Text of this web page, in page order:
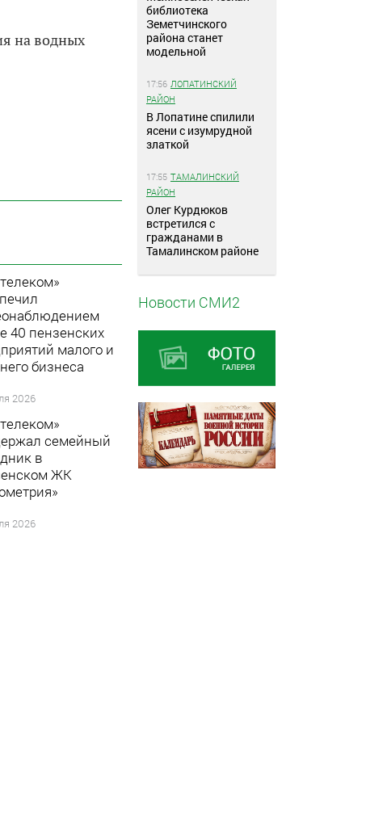
на водных
40 пензенских
малого и
бизнеса
2026
семейный
в
ЖК
2026
библиотека
Земетчинского
района станет
модельной
17:56 ЛОПАТИНСКИЙ
РАЙОН
В Лопатине спилили
ясени с изумрудной
златкой
17:55 ТАМАЛИНСКИЙ
РАЙОН
Олег Курдюков
встретился с
гражданами в
Тамалинском районе
Новости СМИ2